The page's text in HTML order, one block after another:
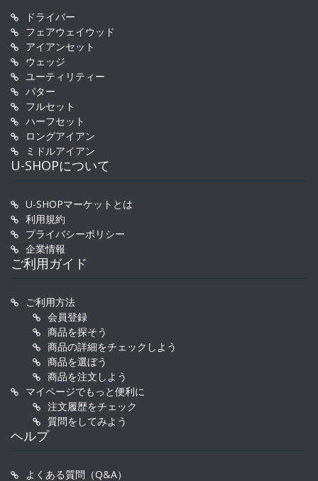
ドライバー
フェアウェイウッド
アイアンセット
ウェッジ
ユーティリティー
パター
フルセット
ハーフセット
ロングアイアン
ミドルアイアン
U-SHOPについて
U-SHOPマーケットとは
利用規約
プライバシーポリシー
企業情報
ご利用ガイド
ご利用方法
会員登録
商品を探そう
商品の詳細をチェックしよう
商品を選ぼう
商品を注文しよう
マイページでもっと便利に
注文履歴をチェック
質問をしてみよう
ヘルプ
よくある質問（Q&A）